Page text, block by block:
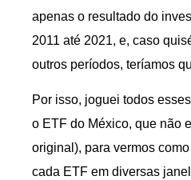
apenas o resultado do
2011 até 2021, e, caso
outros períodos, teríamos
Por isso, joguei todos
o ETF do México, que não
original), para vermos
cada ETF em diversas